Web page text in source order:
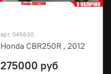
арт. 045630
Honda CBR250R , 2012
275000 руб